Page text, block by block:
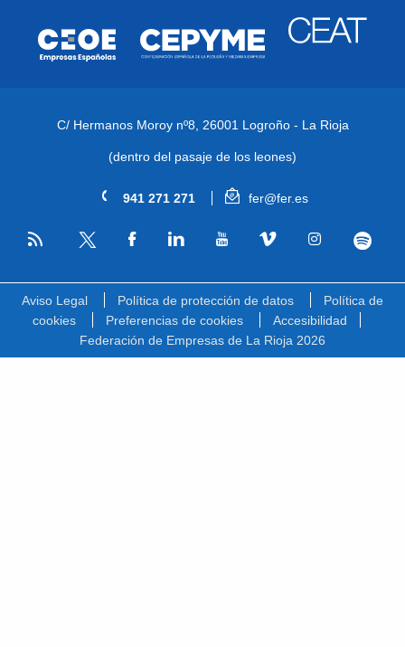
C/ Hermanos Moroy nº8, 26001 Logroño - La Rioja
(dentro del pasaje de los leones)
941 271 271 fer@fer.es
RSS
Aviso Legal Política de protección de datos
Política de
cookies
Preferencias de cookies
Accesibilidad
Federación de Empresas de La Rioja 2026